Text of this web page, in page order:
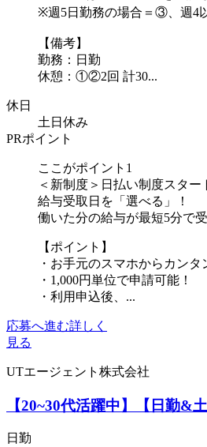
※週5日勤務の場合＝③、週
【備考】
勤務：日勤
休憩：①②2回 計30...
休日
土日休み
PRポイント
ここがポイント1
＜新制度＞日払い制度スター
給与受取日を「選べる」！
働いた分の給与が最短5分で
【ポイント】
・お手元のスマホからカンタ
・1,000円単位で申請可能！
・利用申込後、...
応募へ進む詳しく
見る
UTエージェント株式会社
【20~30代活躍中】【日勤
日勤